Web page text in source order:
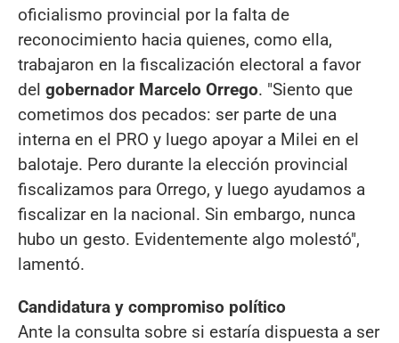
oficialismo provincial por la falta de
reconocimiento hacia quienes, como ella,
trabajaron en la fiscalización electoral a favor
del gobernador Marcelo Orrego. "Siento que
cometimos dos pecados: ser parte de una
interna en el PRO y luego apoyar a Milei en el
balotaje. Pero durante la elección provincial
fiscalizamos para Orrego, y luego ayudamos a
fiscalizar en la nacional. Sin embargo, nunca
hubo un gesto. Evidentemente algo molestó",
lamentó.
Candidatura y compromiso político
Ante la consulta sobre si estaría dispuesta a ser